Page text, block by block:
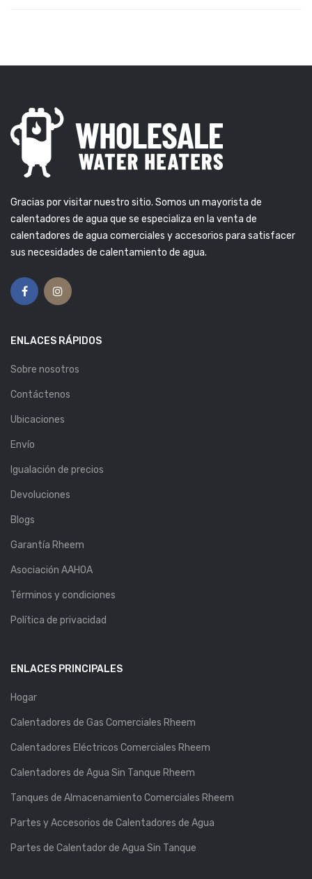
Gracias por visitar nuestro sitio. Somos un mayorista de
calentadores de agua que se especializa en la venta de
calentadores de agua comerciales y accesorios para satisfacer
sus necesidades de calentamiento de agua.
ENLACES RÁPIDOS
Sobre nosotros
Contáctenos
Ubicaciones
Envío
Igualación de precios
Devoluciones
Blogs
Garantía Rheem
Asociación AAHOA
Términos y condiciones
Política de privacidad
ENLACES PRINCIPALES
Hogar
Calentadores de Gas Comerciales Rheem
Calentadores Eléctricos Comerciales Rheem
Calentadores de Agua Sin Tanque Rheem
Tanques de Almacenamiento Comerciales Rheem
Partes y Accesorios de Calentadores de Agua
Partes de Calentador de Agua Sin Tanque